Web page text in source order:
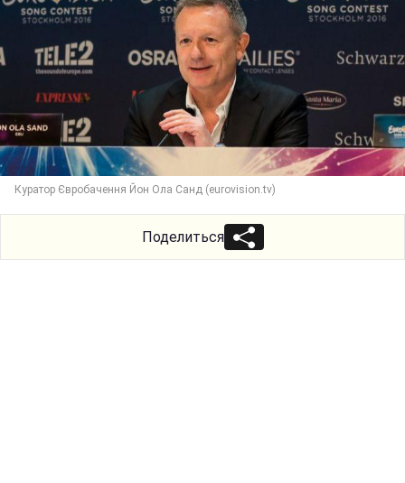
Куратор Євробачення Йон Ола Санд (eurovision.tv)
Поделиться